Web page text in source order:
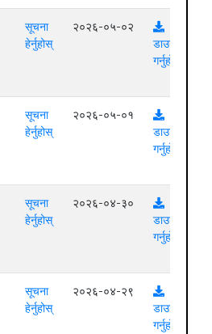
सूचना
हेर्नुहोस्
२०२६-०५-०२
डाउनलोड
गर्नुहोस्
सूचना
हेर्नुहोस्
२०२६-०५-०१
डाउनलोड
गर्नुहोस्
सूचना
हेर्नुहोस्
२०२६-०४-३०
डाउनलोड
गर्नुहोस्
सूचना
हेर्नुहोस्
२०२६-०४-२९
डाउनलोड
गर्नुहोस्